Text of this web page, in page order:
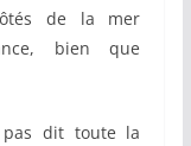
de la mer
bien que
pas dit toute la